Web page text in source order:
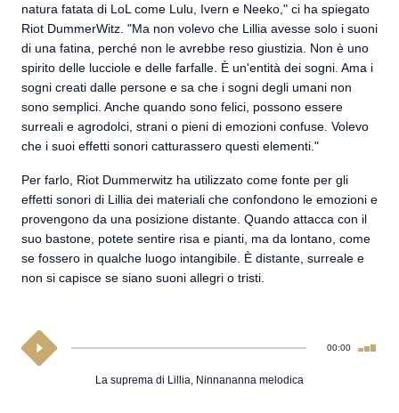
natura fatata di LoL come Lulu, Ivern e Neeko," ci ha spiegato
Riot DummerWitz. "Ma non volevo che Lillia avesse solo i suoni
di una fatina, perché non le avrebbe reso giustizia. Non è uno
spirito delle lucciole e delle farfalle. È un'entità dei sogni. Ama i
sogni creati dalle persone e sa che i sogni degli umani non
sono semplici. Anche quando sono felici, possono essere
surreali e agrodolci, strani o pieni di emozioni confuse. Volevo
che i suoi effetti sonori catturassero questi elementi."
Per farlo, Riot Dummerwitz ha utilizzato come fonte per gli
effetti sonori di Lillia dei materiali che confondono le emozioni e
provengono da una posizione distante. Quando attacca con il
suo bastone, potete sentire risa e pianti, ma da lontano, come
se fossero in qualche luogo intangibile. È distante, surreale e
non si capisce se siano suoni allegri o tristi.
00:00
La suprema di Lillia, Ninnananna melodica